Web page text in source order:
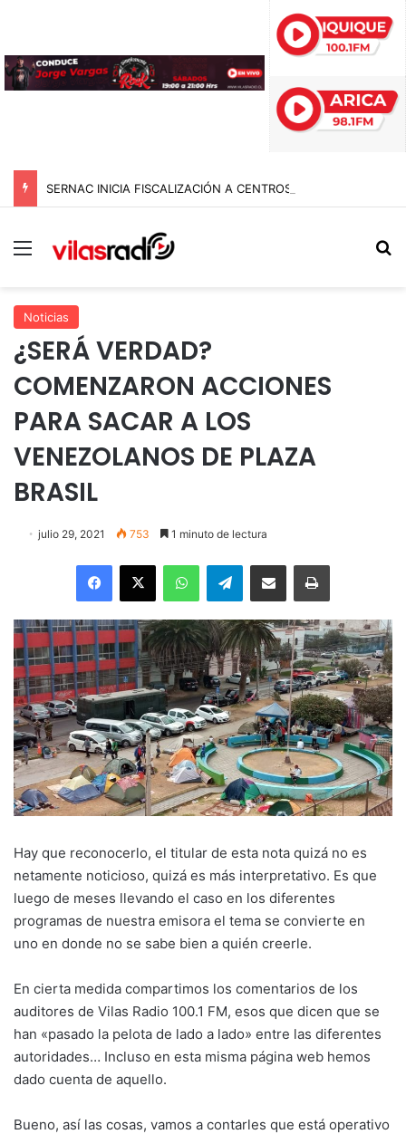
Menú
Noticias
¿SERÁ VERDAD?
COMENZARON ACCIONES
PARA SACAR A LOS
VENEZOLANOS DE PLAZA
BRASIL
julio 29, 2021 753 1 minuto de lectura
Facebook
X WhatsAppTelegramEnviar vía email Imprimir
Hay que reconocerlo, el titular de esta nota quizá no es
netamente noticioso, quizá es más interpretativo. Es que
luego de meses llevando el caso en los diferentes
programas de nuestra emisora el tema se convierte en
uno en donde no se sabe bien a quién creerle.
En cierta medida compartimos los comentarios de los
auditores de Vilas Radio 100.1 FM, esos que dicen que se
han «pasado la pelota de lado a lado» entre las diferentes
autoridades… Incluso en esta misma página web hemos
dado cuenta de aquello.
Bueno, así las cosas, vamos a contarles que está operativo